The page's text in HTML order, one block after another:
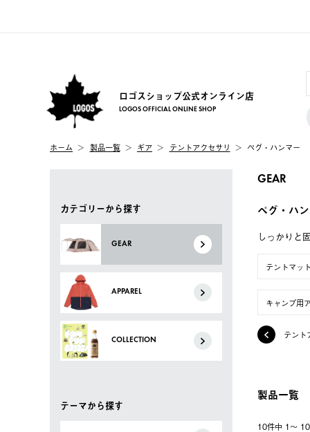
ロゴスショップ公式オンライン店
LOGOS OFFICIAL ONLINE SHOP
ホーム 製品一覧 ギア テントアクセサリ ペグ・ハンマー
カテゴリーから探す
GEAR
APPAREL
COLLECTION
テーマから探す
GEAR
ペグ・ハ
しっかりと
テントマッ
キャンプ用
テント
製品一覧
10件中 1〜